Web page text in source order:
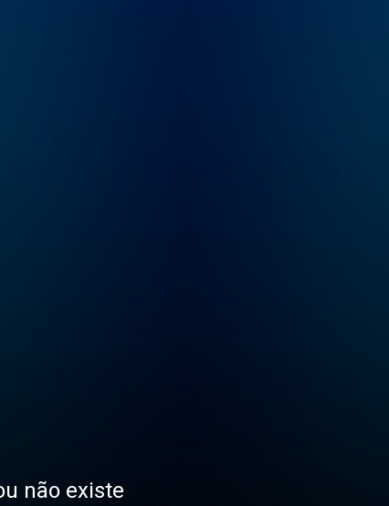
não existe